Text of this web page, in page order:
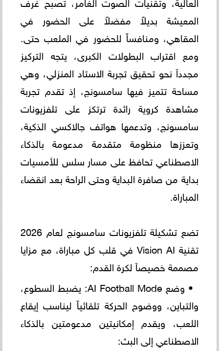
المعيشة بديلاً مفضلاً على الحضور في
المقاهي، ومنافساً للحضور في الملعب حتى.
ومع اقتراب البطولات الكبرى، يتجه التركيز
مجدداَ نحو تحقيق تجربة الاستاد المنزلي، وهي
مساحة تتميز فيها سامسونج، إذ تقدم تجربة
مشاهدة كروية رائدة ترتكز على تلفزيونات
سامسونج، وتدعمها هواتف جالاكسي الذكية،
وتعززها منظومة متقدمة مدعومة بالذكاء
الاصطناعي تحافظ على مسار سلس للأمسيات
بداية من صافرة البداية وحتى الراحة بعد انقضاء
المباراة.
تضع تشكيلة تلفزيونات سامسونج لعام 2026
تقنية Vision AI في قلب كل مباراة، مع مزايا
مصممة خصيصاَ لكرة القدم:
• وضع AI Football Mode: يضبط السطوع،
والتباين، ووضوح الحركة تلقائياً ليناسب إيقاع
اللعب، ويقدم إمكانيتين مدعومتين بالذكاء
الاصطناعي إلى البث: